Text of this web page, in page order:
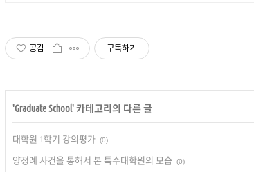
공감 구독하기
'Graduate School' 카테고리의 다른 글
대학원 1학기 강의평가 (0)
양정례 사건을 통해서 본 특수대학원의 모습 (0)